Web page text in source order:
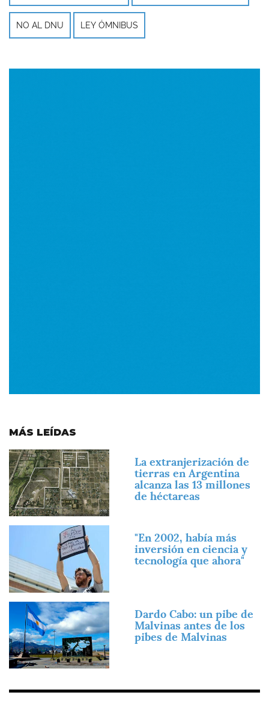
NO AL DNU LEY ÓMNIBUS
MÁS LEÍDAS
Imagen
La extranjerización de
tierras en Argentina
alcanza las 13 millones
de héctareas
"En 2002, había más
inversión en ciencia y
tecnología que ahora"
Imagen
Dardo Cabo: un pibe de
Malvinas antes de los
pibes de Malvinas